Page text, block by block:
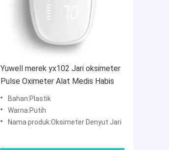
Yuwell merek yx102 Jari oksimeter
Pulse Oximeter Alat Medis Habis
Bahan:Plastik
Warna:Putih
Nama produk:Oksimeter Denyut Jari